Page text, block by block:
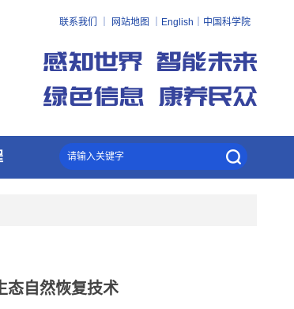
联系我们 网站地图 English 中国科学院
态自然恢复技术